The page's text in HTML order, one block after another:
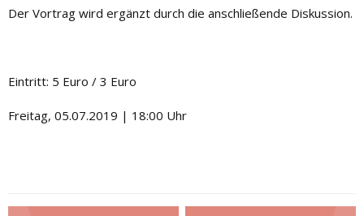
Der Vortrag wird ergänzt durch die anschließende Diskussion.
Eintritt: 5 Euro / 3 Euro
Freitag, 05.07.2019 | 18:00 Uhr